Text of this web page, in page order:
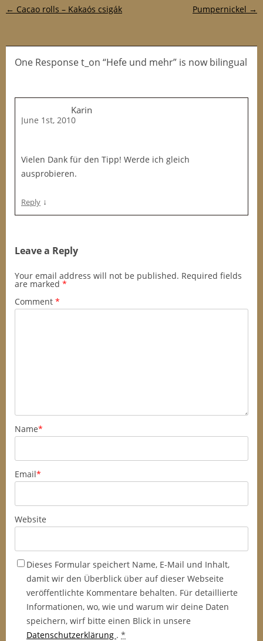
Post navigation
← Cacao rolls – Kakaós csigák Pumpernickel →
One Response t_on “Hefe und mehr” is now bilingual
Karin
June 1st, 2010
Vielen Dank für den Tipp! Werde ich gleich
ausprobieren.
Reply ↓
Leave a Reply
Your email address will not be published. Required fields
are marked *
Comment *
Name*
Email*
Website
Dieses Formular speichert Name, E-Mail und Inhalt,
damit wir den Überblick über auf dieser Webseite
veröffentlichte Kommentare behalten. Für detaillierte
Informationen, wo, wie und warum wir deine Daten
speichern, wirf bitte einen Blick in unsere
Datenschutzerklärung . *